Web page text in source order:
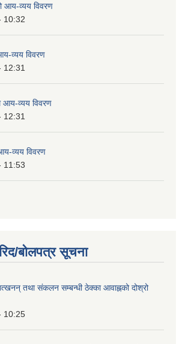
आय-व्यय विवरण
10:32
व्यय विवरण
12:31
आय-व्यय विवरण
12:31
व्यय विवरण
11:53
बोलपत्र सूचना
तथा संकलन सम्बन्धी ठेक्का आवाह्नको दोश्रो
10:25